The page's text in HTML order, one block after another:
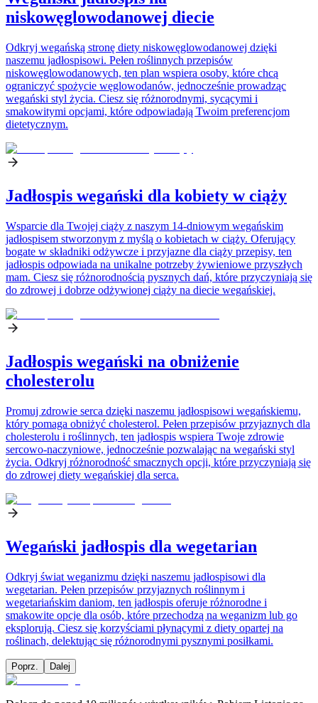
niskowęglowodanowej diecie
Odkryj wegańską stronę diety niskowęglowodanowej dzięki
naszemu jadłospisowi. Pełen roślinnych przepisów
niskowęglowodanowych, ten plan wspiera osoby, które chcą
ograniczyć spożycie węglowodanów, jednocześnie prowadząc
wegański styl życia. Ciesz się różnorodnymi, sycącymi i
smakowitymi opcjami, które odpowiadają Twoim preferencjom
dietetycznym.
Jadłospis wegański dla kobiety w ciąży
Wsparcie dla Twojej ciąży z naszym 14-dniowym wegańskim
jadłospisem stworzonym z myślą o kobietach w ciąży. Oferujący
bogate w składniki odżywcze i przyjazne dla ciąży przepisy, ten
jadłospis odpowiada na unikalne potrzeby żywieniowe przyszłych
mam. Ciesz się różnorodnością pysznych dań, które przyczyniają się
do zdrowej i dobrze odżywionej ciąży na diecie wegańskiej.
Jadłospis wegański na obniżenie
cholesterolu
Promuj zdrowie serca dzięki naszemu jadłospisowi wegańskiemu,
który pomaga obniżyć cholesterol. Pełen przepisów przyjaznych dla
cholesterolu i roślinnych, ten jadłospis wspiera Twoje zdrowie
sercowo-naczyniowe, jednocześnie pozwalając na wegański styl
życia. Odkryj różnorodność smacznych opcji, które przyczyniają się
do zdrowej diety wegańskiej dla serca.
Wegański jadłospis dla wegetarian
Odkryj świat weganizmu dzięki naszemu jadłospisowi dla
wegetarian. Pełen przepisów przyjaznych roślinnym i
wegetariańskim daniom, ten jadłospis oferuje różnorodne i
smakowite opcje dla osób, które przechodzą na weganizm lub go
eksplorują. Ciesz się korzyściami płynącymi z diety opartej na
roślinach, delektując się różnorodnymi pysznymi posiłkami.
Poprz. Dalej